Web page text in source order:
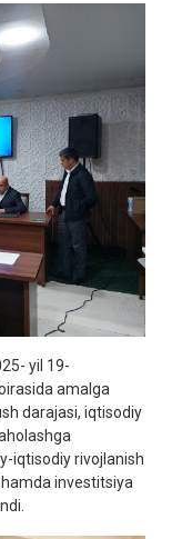
yil 19-
amalga
darajasi, iqtisodiy
iqtisodiy rivojlanish
investitsiya